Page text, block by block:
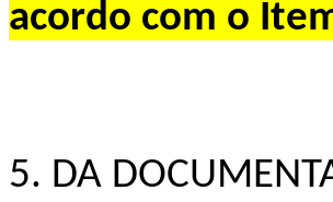
acordo com o
5. DA